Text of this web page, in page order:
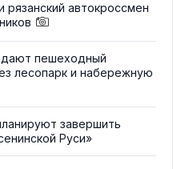
рязанский автокроссмен
пешеходный
лесопарк и набережную
завершить
Руси»